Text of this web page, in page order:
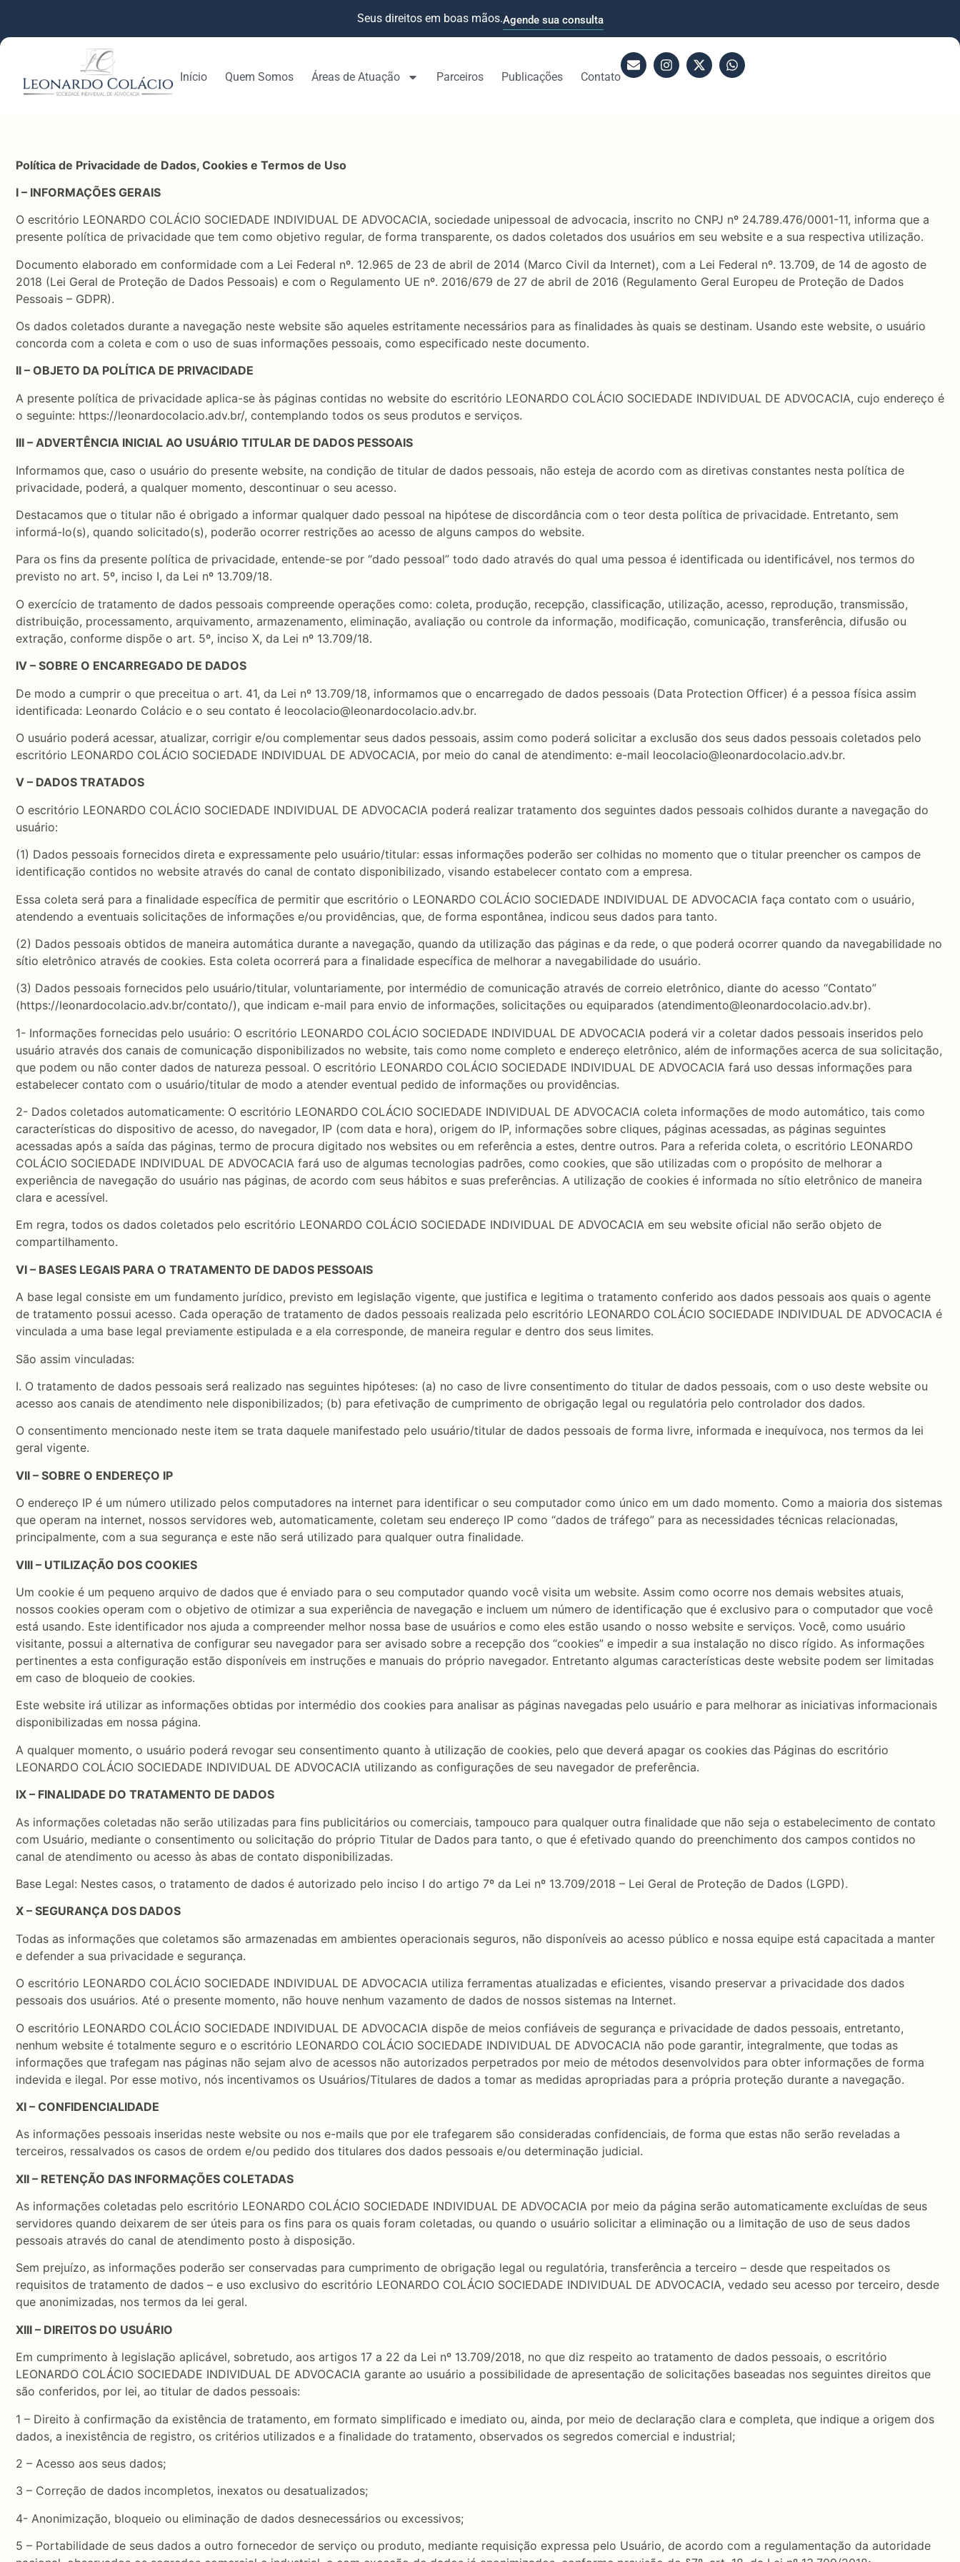
Seus direitos em boas mãos.Agende sua consulta
Início Quem Somos Áreas de Atuação Parceiros Publicações Contato
Política de Privacidade de Dados, Cookies e Termos de Uso
I – INFORMAÇÕES GERAIS
O escritório LEONARDO COLÁCIO SOCIEDADE INDIVIDUAL DE ADVOCACIA, sociedade unipessoal de advocacia, inscrito no CNPJ nº 24.789.476/0001-11, informa que a
presente política de privacidade que tem como objetivo regular, de forma transparente, os dados coletados dos usuários em seu website e a sua respectiva utilização.
Documento elaborado em conformidade com a Lei Federal nº. 12.965 de 23 de abril de 2014 (Marco Civil da Internet), com a Lei Federal nº. 13.709, de 14 de agosto de
2018 (Lei Geral de Proteção de Dados Pessoais) e com o Regulamento UE nº. 2016/679 de 27 de abril de 2016 (Regulamento Geral Europeu de Proteção de Dados
Pessoais – GDPR).
Os dados coletados durante a navegação neste website são aqueles estritamente necessários para as finalidades às quais se destinam. Usando este website, o usuário
concorda com a coleta e com o uso de suas informações pessoais, como especificado neste documento.
II – OBJETO DA POLÍTICA DE PRIVACIDADE
A presente política de privacidade aplica-se às páginas contidas no website do escritório LEONARDO COLÁCIO SOCIEDADE INDIVIDUAL DE ADVOCACIA, cujo endereço é
o seguinte: https://leonardocolacio.adv.br/, contemplando todos os seus produtos e serviços.
III – ADVERTÊNCIA INICIAL AO USUÁRIO TITULAR DE DADOS PESSOAIS
Informamos que, caso o usuário do presente website, na condição de titular de dados pessoais, não esteja de acordo com as diretivas constantes nesta política de
privacidade, poderá, a qualquer momento, descontinuar o seu acesso.
Destacamos que o titular não é obrigado a informar qualquer dado pessoal na hipótese de discordância com o teor desta política de privacidade. Entretanto, sem
informá-lo(s), quando solicitado(s), poderão ocorrer restrições ao acesso de alguns campos do website.
Para os fins da presente política de privacidade, entende-se por “dado pessoal” todo dado através do qual uma pessoa é identificada ou identificável, nos termos do
previsto no art. 5º, inciso I, da Lei nº 13.709/18.
O exercício de tratamento de dados pessoais compreende operações como: coleta, produção, recepção, classificação, utilização, acesso, reprodução, transmissão,
distribuição, processamento, arquivamento, armazenamento, eliminação, avaliação ou controle da informação, modificação, comunicação, transferência, difusão ou
extração, conforme dispõe o art. 5º, inciso X, da Lei nº 13.709/18.
IV – SOBRE O ENCARREGADO DE DADOS
De modo a cumprir o que preceitua o art. 41, da Lei nº 13.709/18, informamos que o encarregado de dados pessoais (Data Protection Officer) é a pessoa física assim
identificada: Leonardo Colácio e o seu contato é leocolacio@leonardocolacio.adv.br.
O usuário poderá acessar, atualizar, corrigir e/ou complementar seus dados pessoais, assim como poderá solicitar a exclusão dos seus dados pessoais coletados pelo
escritório LEONARDO COLÁCIO SOCIEDADE INDIVIDUAL DE ADVOCACIA, por meio do canal de atendimento: e-mail leocolacio@leonardocolacio.adv.br.
V – DADOS TRATADOS
O escritório LEONARDO COLÁCIO SOCIEDADE INDIVIDUAL DE ADVOCACIA poderá realizar tratamento dos seguintes dados pessoais colhidos durante a navegação do
usuário:
(1) Dados pessoais fornecidos direta e expressamente pelo usuário/titular: essas informações poderão ser colhidas no momento que o titular preencher os campos de
identificação contidos no website através do canal de contato disponibilizado, visando estabelecer contato com a empresa.
Essa coleta será para a finalidade específica de permitir que escritório o LEONARDO COLÁCIO SOCIEDADE INDIVIDUAL DE ADVOCACIA faça contato com o usuário,
atendendo a eventuais solicitações de informações e/ou providências, que, de forma espontânea, indicou seus dados para tanto.
(2) Dados pessoais obtidos de maneira automática durante a navegação, quando da utilização das páginas e da rede, o que poderá ocorrer quando da navegabilidade no
sítio eletrônico através de cookies. Esta coleta ocorrerá para a finalidade específica de melhorar a navegabilidade do usuário.
(3) Dados pessoais fornecidos pelo usuário/titular, voluntariamente, por intermédio de comunicação através de correio eletrônico, diante do acesso “Contato”
(https://leonardocolacio.adv.br/contato/), que indicam e-mail para envio de informações, solicitações ou equiparados (atendimento@leonardocolacio.adv.br).
1- Informações fornecidas pelo usuário: O escritório LEONARDO COLÁCIO SOCIEDADE INDIVIDUAL DE ADVOCACIA poderá vir a coletar dados pessoais inseridos pelo
usuário através dos canais de comunicação disponibilizados no website, tais como nome completo e endereço eletrônico, além de informações acerca de sua solicitação,
que podem ou não conter dados de natureza pessoal. O escritório LEONARDO COLÁCIO SOCIEDADE INDIVIDUAL DE ADVOCACIA fará uso dessas informações para
estabelecer contato com o usuário/titular de modo a atender eventual pedido de informações ou providências.
2- Dados coletados automaticamente: O escritório LEONARDO COLÁCIO SOCIEDADE INDIVIDUAL DE ADVOCACIA coleta informações de modo automático, tais como
características do dispositivo de acesso, do navegador, IP (com data e hora), origem do IP, informações sobre cliques, páginas acessadas, as páginas seguintes
acessadas após a saída das páginas, termo de procura digitado nos websites ou em referência a estes, dentre outros. Para a referida coleta, o escritório LEONARDO
COLÁCIO SOCIEDADE INDIVIDUAL DE ADVOCACIA fará uso de algumas tecnologias padrões, como cookies, que são utilizadas com o propósito de melhorar a
experiência de navegação do usuário nas páginas, de acordo com seus hábitos e suas preferências. A utilização de cookies é informada no sítio eletrônico de maneira
clara e acessível.
Em regra, todos os dados coletados pelo escritório LEONARDO COLÁCIO SOCIEDADE INDIVIDUAL DE ADVOCACIA em seu website oficial não serão objeto de
compartilhamento.
VI – BASES LEGAIS PARA O TRATAMENTO DE DADOS PESSOAIS
A base legal consiste em um fundamento jurídico, previsto em legislação vigente, que justifica e legitima o tratamento conferido aos dados pessoais aos quais o agente
de tratamento possui acesso. Cada operação de tratamento de dados pessoais realizada pelo escritório LEONARDO COLÁCIO SOCIEDADE INDIVIDUAL DE ADVOCACIA é
vinculada a uma base legal previamente estipulada e a ela corresponde, de maneira regular e dentro dos seus limites.
São assim vinculadas:
I. O tratamento de dados pessoais será realizado nas seguintes hipóteses: (a) no caso de livre consentimento do titular de dados pessoais, com o uso deste website ou
acesso aos canais de atendimento nele disponibilizados; (b) para efetivação de cumprimento de obrigação legal ou regulatória pelo controlador dos dados.
O consentimento mencionado neste item se trata daquele manifestado pelo usuário/titular de dados pessoais de forma livre, informada e inequívoca, nos termos da lei
geral vigente.
VII – SOBRE O ENDEREÇO IP
O endereço IP é um número utilizado pelos computadores na internet para identificar o seu computador como único em um dado momento. Como a maioria dos sistemas
que operam na internet, nossos servidores web, automaticamente, coletam seu endereço IP como “dados de tráfego” para as necessidades técnicas relacionadas,
principalmente, com a sua segurança e este não será utilizado para qualquer outra finalidade.
VIII – UTILIZAÇÃO DOS COOKIES
Um cookie é um pequeno arquivo de dados que é enviado para o seu computador quando você visita um website. Assim como ocorre nos demais websites atuais,
nossos cookies operam com o objetivo de otimizar a sua experiência de navegação e incluem um número de identificação que é exclusivo para o computador que você
está usando. Este identificador nos ajuda a compreender melhor nossa base de usuários e como eles estão usando o nosso website e serviços. Você, como usuário
visitante, possui a alternativa de configurar seu navegador para ser avisado sobre a recepção dos “cookies” e impedir a sua instalação no disco rígido. As informações
pertinentes a esta configuração estão disponíveis em instruções e manuais do próprio navegador. Entretanto algumas características deste website podem ser limitadas
em caso de bloqueio de cookies.
Este website irá utilizar as informações obtidas por intermédio dos cookies para analisar as páginas navegadas pelo usuário e para melhorar as iniciativas informacionais
disponibilizadas em nossa página.
A qualquer momento, o usuário poderá revogar seu consentimento quanto à utilização de cookies, pelo que deverá apagar os cookies das Páginas do escritório
LEONARDO COLÁCIO SOCIEDADE INDIVIDUAL DE ADVOCACIA utilizando as configurações de seu navegador de preferência.
IX – FINALIDADE DO TRATAMENTO DE DADOS
As informações coletadas não serão utilizadas para fins publicitários ou comerciais, tampouco para qualquer outra finalidade que não seja o estabelecimento de contato
com Usuário, mediante o consentimento ou solicitação do próprio Titular de Dados para tanto, o que é efetivado quando do preenchimento dos campos contidos no
canal de atendimento ou acesso às abas de contato disponibilizadas.
Base Legal: Nestes casos, o tratamento de dados é autorizado pelo inciso I do artigo 7º da Lei nº 13.709/2018 – Lei Geral de Proteção de Dados (LGPD).
X – SEGURANÇA DOS DADOS
Todas as informações que coletamos são armazenadas em ambientes operacionais seguros, não disponíveis ao acesso público e nossa equipe está capacitada a manter
e defender a sua privacidade e segurança.
O escritório LEONARDO COLÁCIO SOCIEDADE INDIVIDUAL DE ADVOCACIA utiliza ferramentas atualizadas e eficientes, visando preservar a privacidade dos dados
pessoais dos usuários. Até o presente momento, não houve nenhum vazamento de dados de nossos sistemas na Internet.
O escritório LEONARDO COLÁCIO SOCIEDADE INDIVIDUAL DE ADVOCACIA dispõe de meios confiáveis de segurança e privacidade de dados pessoais, entretanto,
nenhum website é totalmente seguro e o escritório LEONARDO COLÁCIO SOCIEDADE INDIVIDUAL DE ADVOCACIA não pode garantir, integralmente, que todas as
informações que trafegam nas páginas não sejam alvo de acessos não autorizados perpetrados por meio de métodos desenvolvidos para obter informações de forma
indevida e ilegal. Por esse motivo, nós incentivamos os Usuários/Titulares de dados a tomar as medidas apropriadas para a própria proteção durante a navegação.
XI – CONFIDENCIALIDADE
As informações pessoais inseridas neste website ou nos e-mails que por ele trafegarem são consideradas confidenciais, de forma que estas não serão reveladas a
terceiros, ressalvados os casos de ordem e/ou pedido dos titulares dos dados pessoais e/ou determinação judicial.
XII – RETENÇÃO DAS INFORMAÇÕES COLETADAS
As informações coletadas pelo escritório LEONARDO COLÁCIO SOCIEDADE INDIVIDUAL DE ADVOCACIA por meio da página serão automaticamente excluídas de seus
servidores quando deixarem de ser úteis para os fins para os quais foram coletadas, ou quando o usuário solicitar a eliminação ou a limitação de uso de seus dados
pessoais através do canal de atendimento posto à disposição.
Sem prejuízo, as informações poderão ser conservadas para cumprimento de obrigação legal ou regulatória, transferência a terceiro – desde que respeitados os
requisitos de tratamento de dados – e uso exclusivo do escritório LEONARDO COLÁCIO SOCIEDADE INDIVIDUAL DE ADVOCACIA, vedado seu acesso por terceiro, desde
que anonimizadas, nos termos da lei geral.
XIII – DIREITOS DO USUÁRIO
Em cumprimento à legislação aplicável, sobretudo, aos artigos 17 a 22 da Lei nº 13.709/2018, no que diz respeito ao tratamento de dados pessoais, o escritório
LEONARDO COLÁCIO SOCIEDADE INDIVIDUAL DE ADVOCACIA garante ao usuário a possibilidade de apresentação de solicitações baseadas nos seguintes direitos que
são conferidos, por lei, ao titular de dados pessoais:
1 – Direito à confirmação da existência de tratamento, em formato simplificado e imediato ou, ainda, por meio de declaração clara e completa, que indique a origem dos
dados, a inexistência de registro, os critérios utilizados e a finalidade do tratamento, observados os segredos comercial e industrial;
2 – Acesso aos seus dados;
3 – Correção de dados incompletos, inexatos ou desatualizados;
4- Anonimização, bloqueio ou eliminação de dados desnecessários ou excessivos;
5 – Portabilidade de seus dados a outro fornecedor de serviço ou produto, mediante requisição expressa pelo Usuário, de acordo com a regulamentação da autoridade